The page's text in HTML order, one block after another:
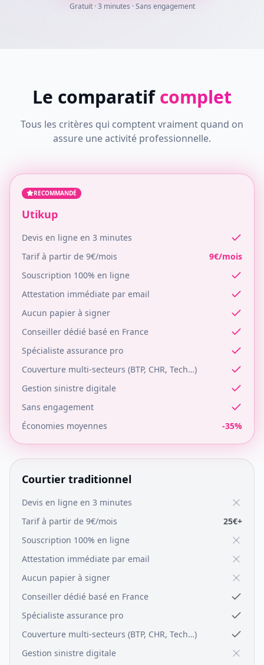
Gratuit · 3 minutes · Sans engagement
Le comparatifcomplet
Tous les critères qui comptent vraiment quand on
assure une activité professionnelle.
RECOMMANDÉ
Utikup
Devis en ligne en 3 minutes
Tarif à partir de 9€/mois
9€/mois
Souscription 100% en ligne
Attestation immédiate par email
Aucun papier à signer
Conseiller dédié basé en France
Spécialiste assurance pro
Couverture multi-secteurs (BTP, CHR, Tech…)
Gestion sinistre digitale
Sans engagement
Économies moyennes
-35%
Courtier traditionnel
Devis en ligne en 3 minutes
Tarif à partir de 9€/mois
25€+
Souscription 100% en ligne
Attestation immédiate par email
Aucun papier à signer
Conseiller dédié basé en France
Spécialiste assurance pro
Couverture multi-secteurs (BTP, CHR, Tech…)
Gestion sinistre digitale